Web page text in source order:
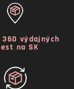
360 výdajných
na SK